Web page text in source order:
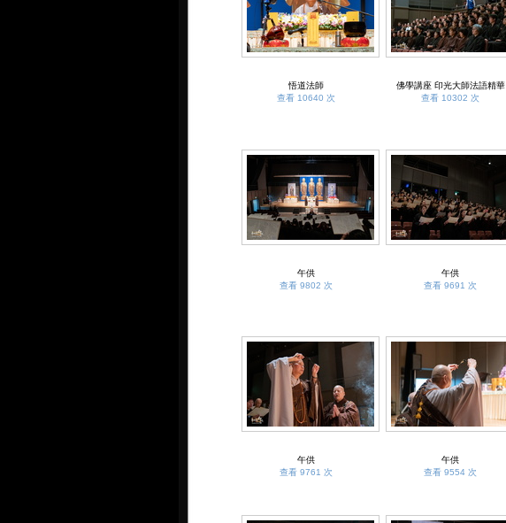
悟道法師
查看 10640 次
佛學講座 印光大師法語精華
查看 10302 次
午供
查看 9802 次
午供
查看 9691 次
午供
查看 9761 次
午供
查看 9554 次